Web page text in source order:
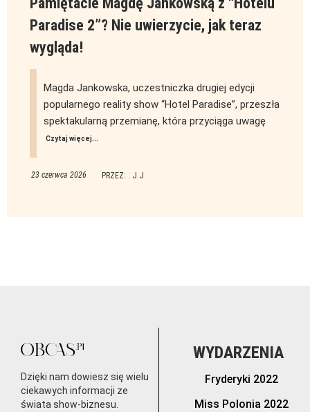
Paradise 2”? Nie uwierzycie, jak teraz
wygląda!
Magda Jankowska, uczestniczka drugiej edycji
popularnego reality show “Hotel Paradise”, przeszła
spektakularną przemianę, która przyciąga uwagę
Czytaj więcej...
23 czerwca 2026 PRZEZ: : J.J
Dzięki nam dowiesz się wielu
ciekawych informacji ze
świata show-biznesu.
WYDARZENIA
Fryderyki 2022
Miss Polonia 2022